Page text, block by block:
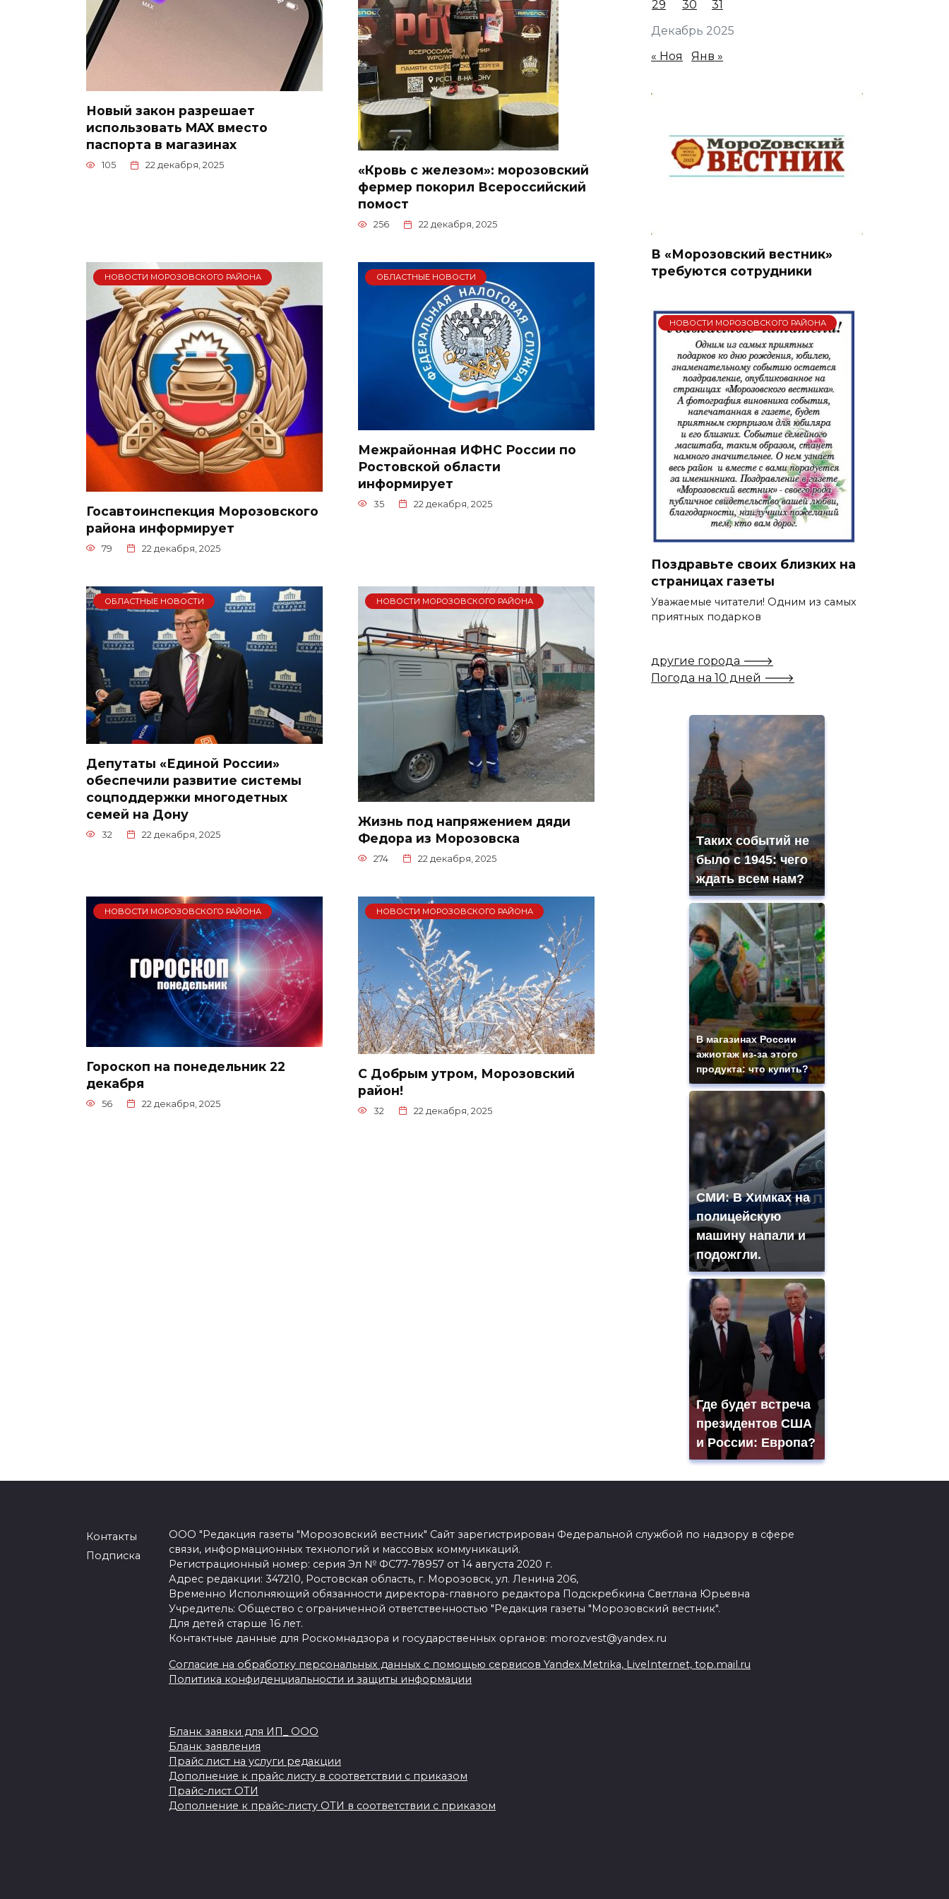
Новый закон разрешает
использовать MAX вместо
паспорта в магазинах
105 22 декабря, 2025
«Кровь с железом»: морозовский
фермер покорил Всероссийский
помост
256 22 декабря, 2025
НОВОСТИ МОРОЗОВСКОГО РАЙОНА
Госавтоинспекция Морозовского
района информирует
79 22 декабря, 2025
ОБЛАСТНЫЕ НОВОСТИ
Межрайонная ИФНС России по
Ростовской области
информирует
35 22 декабря, 2025
ОБЛАСТНЫЕ НОВОСТИ
Депутаты «Единой России»
обеспечили развитие системы
соцподдержки многодетных
семей на Дону
32 22 декабря, 2025
НОВОСТИ МОРОЗОВСКОГО РАЙОНА
Жизнь под напряжением дяди
Федора из Морозовска
274 22 декабря, 2025
НОВОСТИ МОРОЗОВСКОГО РАЙОНА
Гороскоп на понедельник 22
декабря
56 22 декабря, 2025
НОВОСТИ МОРОЗОВСКОГО РАЙОНА
С Добрым утром, Морозовский
район!
32 22 декабря, 2025
Декабрь 2025
29
30 31
« Ноя Янв »
В «Морозовский вестник»
требуются сотрудники
НОВОСТИ МОРОЗОВСКОГО РАЙОНА
Поздравьте своих близких на
страницах газеты
Уважаемые читатели! Одним из самых
приятных подарков
другие города 🡒
Погода на 10 дней 🡒
Таких событий не
было с 1945: чего
ждать всем нам?
В магазинах России
ажиотаж из-за этого
продукта: что купить?
СМИ: В Химках на
полицейскую
машину напали и
подожгли.
Где будет встреча
президентов США
и России: Европа?
Контакты
Подписка
ООО "Редакция газеты "Морозовский вестник" Сайт зарегистрирован Федеральной службой по надзору в сфере
связи, информационных технологий и массовых коммуникаций.
Регистрационный номер: серия Эл № ФС77-78957 от 14 августа 2020 г.
Адрес редакции: 347210, Ростовская область, г. Морозовск, ул. Ленина 206,
Временно Исполняющий обязанности директора-главного редактора Подскребкина Светлана Юрьевна
Учредитель: Общество с ограниченной ответственностью "Редакция газеты "Морозовский вестник".
Для детей старше 16 лет.
Контактные данные для Роскомнадзора и государственных органов: morozvest@yandex.ru
Согласие на обработку персональных данных с помощью сервисов Yandex.Metrika, LiveInternet, top.mail.ru
Политика конфиденциальности и защиты информации
Бланк заявки для ИП_ ООО
Бланк заявления
Прайс лист на услуги редакции
Дополнение к прайс листу в соответствии с приказом
Прайс-лист ОТИ
Дополнение к прайс-листу ОТИ в соответствии с приказом